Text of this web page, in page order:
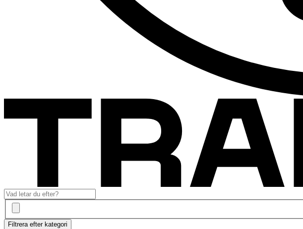
Filtrera efter kategori